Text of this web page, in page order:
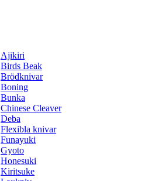
Ajikiri
Birds Beak
Brödknivar
Boning
Bunka
Chinese Cleaver
Deba
Flexibla knivar
Funayuki
Gyoto
Honesuki
Kiritsuke